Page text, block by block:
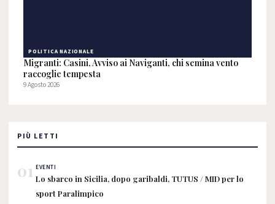
POLITICA NAZIONALE
Migranti: Casini, Avviso ai Naviganti, chi semina vento
raccoglie tempesta
9 Agosto 2026
PIÙ LETTI
01 EVENTI
Lo sbarco in Sicilia, dopo garibaldi, TUTUS / MID per lo
sport Paralimpico